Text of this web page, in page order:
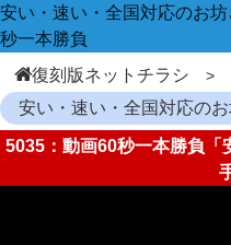
安い・速い・全国対応のお
秒一本勝負
復刻版ネットチラシ
安い・速い・全国対応の
5035：動画60秒一本勝負「